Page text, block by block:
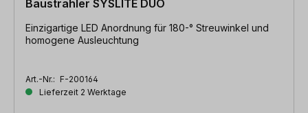
Baustrahler SYSLITE DUO
Einzigartige LED Anordnung für 180-° Streuwinkel und
homogene Ausleuchtung
Art.-Nr.: F-200164
Lieferzeit 2 Werktage